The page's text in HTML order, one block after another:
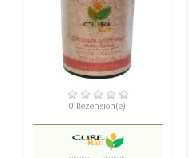
VERFÜGBAR
0 Rezension(e)